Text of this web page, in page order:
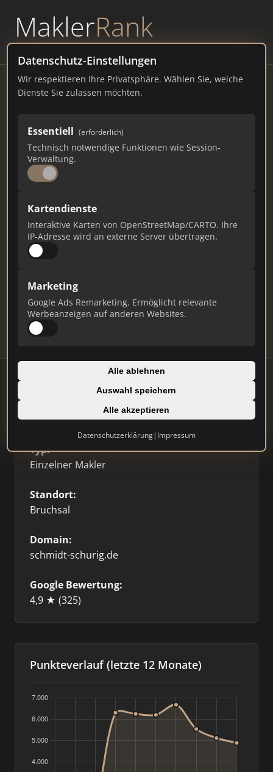
MaklerRank
powered byWAVEPOINT
Datenschutz-Einstellungen
Wir respektieren Ihre Privatsphäre. Wählen Sie, welche
Dienste Sie zulassen möchten.
Essentiell (erforderlich)
Technisch notwendige Funktionen wie Session-
Verwaltung.
Kartendienste
Interaktive Karten von OpenStreetMap/CARTO. Ihre
IP-Adresse wird an externe Server übertragen.
Marketing
Google Ads Remarketing. Ermöglicht relevante
Werbeanzeigen auf anderen Websites.
Alle ablehnen
Auswahl speichern
Alle akzeptieren
Datenschutzerklärung| Impressum
Schmidt & Schurig Immobilien |
Franz-Bläsi-Straße 16, 76646 Bruchsal
schmidt-schurig.de
4.900
Gesamtpunkte
Ist das Ihr Unternehmen?
Daten und erhalten Sie monatliche Ranking-
Updates.
Profil beanspruchen
⭐ Etabliert
Typ:
Einzelner Makler
Standort:
Bruchsal
Domain:
schmidt-schurig.de
Google Bewertung:
4,9 ★ (325)
Punkteverlauf (letzte 12 Monate)